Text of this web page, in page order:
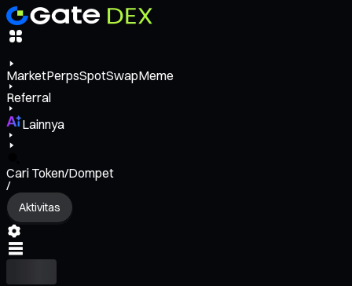
MarketPerpsSpotSwapMeme
Referral
Lainnya
Cari Token/Dompet
/
Aktivitas